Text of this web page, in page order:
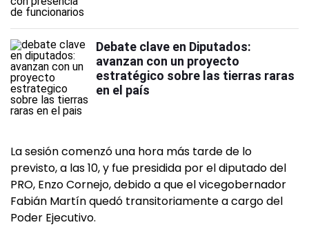
Debate clave en Diputados:
avanzan con un proyecto
estratégico sobre las tierras raras
en el país
La sesión comenzó una hora más tarde de lo
previsto, a las 10, y fue presidida por el diputado del
PRO, Enzo Cornejo, debido a que el vicegobernador
Fabián Martín quedó transitoriamente a cargo del
Poder Ejecutivo.